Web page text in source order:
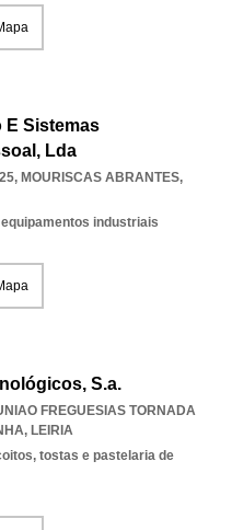
E Sistemas
Lda
, MOURISCAS ABRANTES,
industriais
S.a.
FREGUESIAS TORNADA
, LEIRIA
tostas e pastelaria de